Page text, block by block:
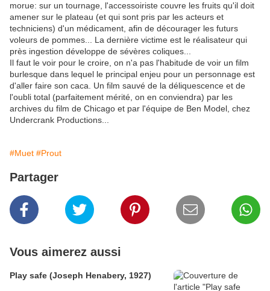
morue: sur un tournage, l'accessoiriste couvre les fruits qu'il doit
amener sur le plateau (et qui sont pris par les acteurs et
techniciens) d'un médicament, afin de décourager les futurs
voleurs de pommes... La dernière victime est le réalisateur qui
près ingestion développe de sévères coliques...
Il faut le voir pour le croire, on n'a pas l'habitude de voir un film
burlesque dans lequel le principal enjeu pour un personnage est
d'aller faire son caca. Un film sauvé de la déliquescence et de
l'oubli total (parfaitement mérité, on en conviendra) par les
archives du film de Chicago et par l'équipe de Ben Model, chez
Undercrank Productions...
#Muet #Prout
Partager
Vous aimerez aussi
Play safe (Joseph Henabery, 1927)